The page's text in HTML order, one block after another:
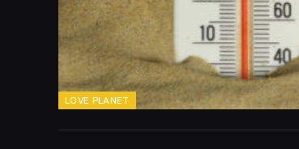
LOVE PLANET